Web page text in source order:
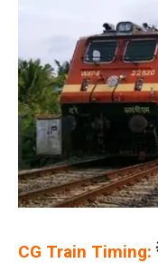
CG Train Timing: